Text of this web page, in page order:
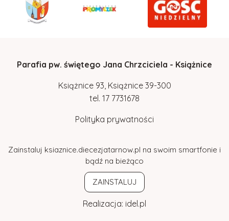
Parafia pw. świętego Jana Chrzciciela - Książnice
Książnice 93, Książnice 39-300
tel. 17 7731678
Polityka prywatności
Zainstaluj ksiaznice.diecezjatarnow.pl na swoim smartfonie i
bądź na bieżąco
ZAINSTALUJ
Realizacja: idel.pl